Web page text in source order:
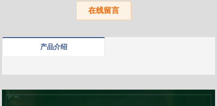
在线留言
产品介绍